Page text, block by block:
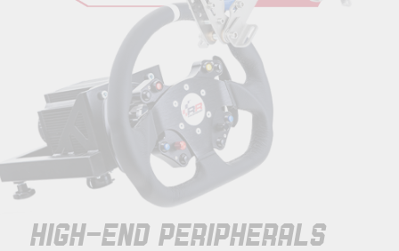
HIGH-END PERIPHERALS